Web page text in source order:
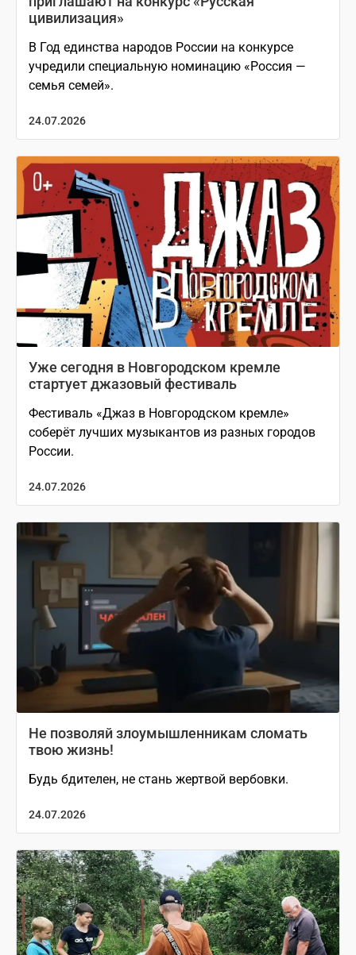
цивилизация»
В Год единства народов России на конкурсе
учредили специальную номинацию «Россия —
семья семей».
24.07.2026
Уже сегодня в Новгородском кремле
стартует джазовый фестиваль
Фестиваль «Джаз в Новгородском кремле»
соберёт лучших музыкантов из разных городов
России.
24.07.2026
Не позволяй злоумышленникам сломать
твою жизнь!
Будь бдителен, не стань жертвой вербовки.
24.07.2026